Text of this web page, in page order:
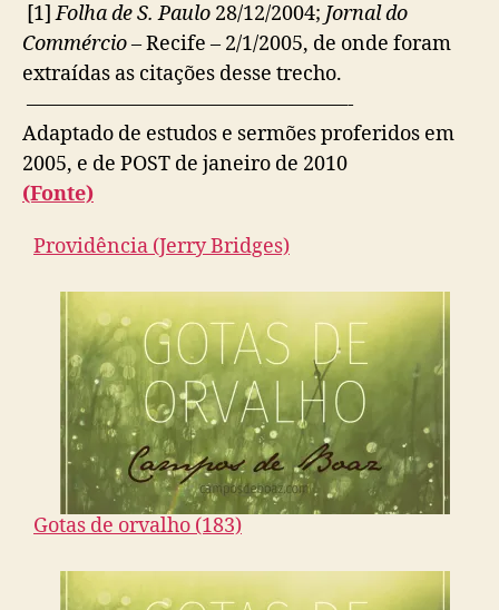
[1]Folha de S. Paulo 28/12/2004; Jornal do
Commércio– Recife – 2/1/2005, de onde foram
extraídas as citações desse trecho.
————————————————-
Adaptado de estudos e sermões proferidos em
2005, e de POST de janeiro de 2010
(Fonte)
Providência (Jerry Bridges)
Gotas de orvalho (183)